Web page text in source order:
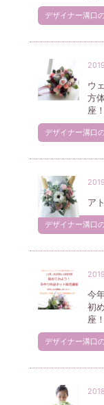
デザイナー溝口
ウ
方
座
デザイナー溝口
ア
デザイナー溝口
今
初
座
デザイナー溝口